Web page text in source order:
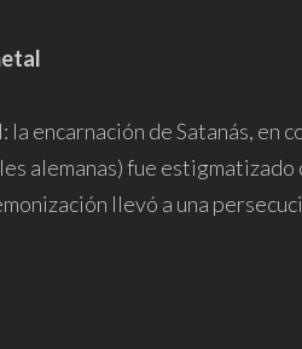
encarnación de Satanás, en
alemanas) fue estigmatizado
llevó a una